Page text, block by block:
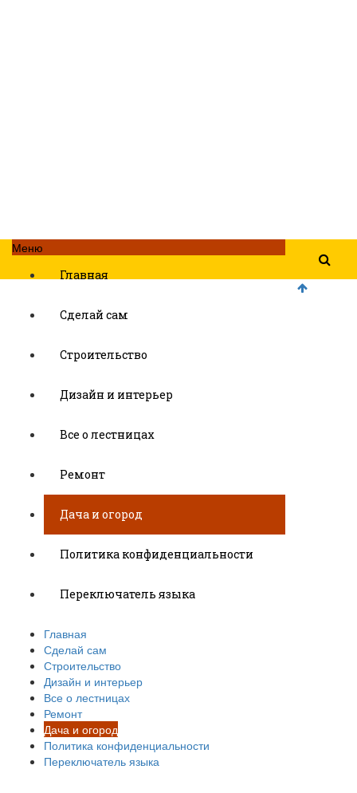
Меню
Главная
Сделай сам
Строительство
Дизайн и интерьер
Все о лестницах
Ремонт
Дача и огород
Политика конфиденциальности
Переключатель языка
Главная
Сделай сам
Строительство
Дизайн и интерьер
Все о лестницах
Ремонт
Дача и огород
Политика конфиденциальности
Переключатель языка